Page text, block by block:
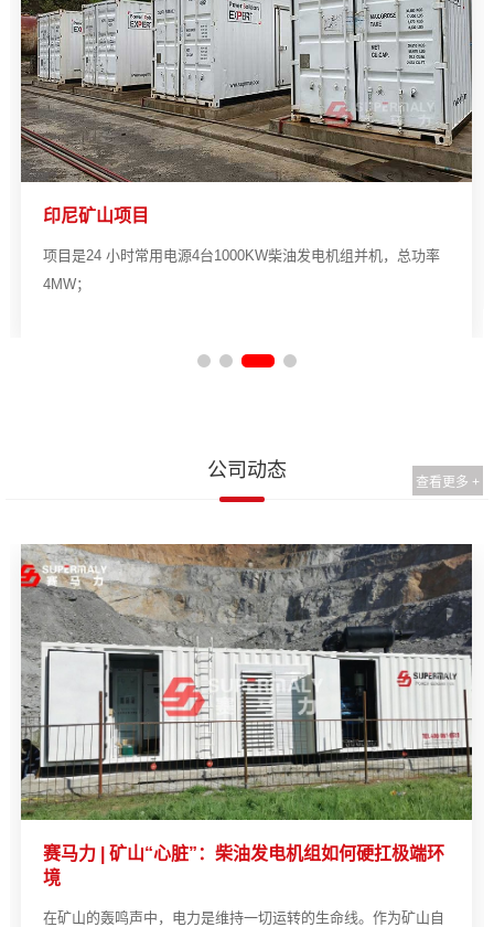
印尼矿山项目
项目是24 小时常用电源4台1000KW柴油发电机组并机，总功率
4MW；
公司动态
查看更多 +
赛马力 | 矿山“心脏”：柴油发电机组如何硬扛极端环
境
在矿山的轰鸣声中，电力是维持一切运转的生命线。作为矿山自